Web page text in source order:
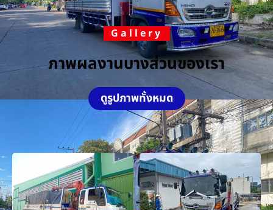
Gallery
ภาพผลงานบางส่วนของเรา
ดูรูปภาพทั้งหมด